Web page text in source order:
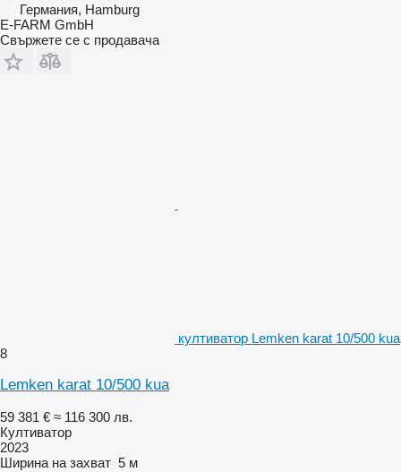
Германия, Hamburg
E-FARM GmbH
Свържете се с продавача
култиватор Lemken karat 10/500 kua
8
Lemken karat 10/500 kua
59 381 € ≈ 116 300 лв.
Култиватор
2023
Ширина на захват 5 м